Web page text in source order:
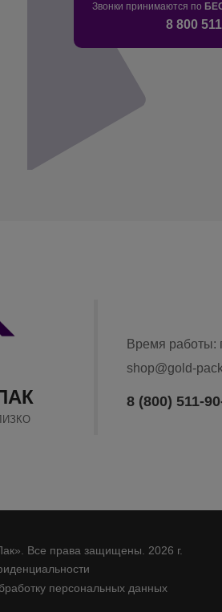
Звонки принимаются по
8 800
Время работы:
Связаться по
shop@gold-
8 (800) 511-
Все права защищены. 2026 г.
персональных данных